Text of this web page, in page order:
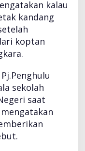
kalau
kandang
koptan
sekolah
saat